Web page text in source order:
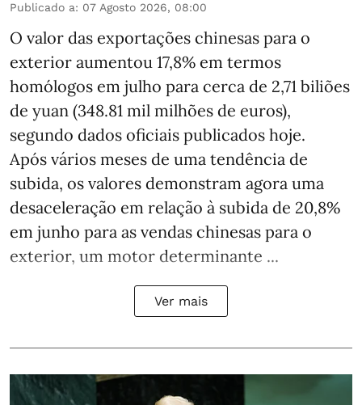
Publicado a: 07 Agosto 2026, 08:00
O valor das exportações chinesas para o
exterior aumentou 17,8% em termos
homólogos em julho para cerca de 2,71 biliões
de yuan (348.81 mil milhões de euros),
segundo dados oficiais publicados hoje.
Após vários meses de uma tendência de
subida, os valores demonstram agora uma
desaceleração em relação à subida de 20,8%
em junho para as vendas chinesas para o
exterior, um motor determinante ...
Ver mais